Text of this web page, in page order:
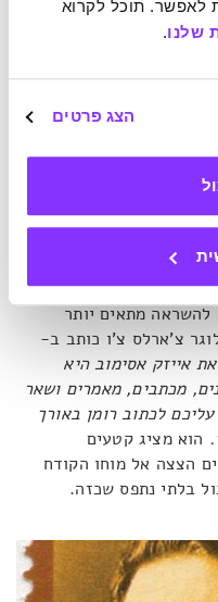
שלנו.
הצג פרטים
גישה ביחס לרעיונות
מאמץ. איזה סוג של
אותו? למצער, התשובות
כל הקונספט של
באר בלתי נדלית של
להשראה מתאים יותר
צ'ארלס צ'ו כותב ב-
אייזק אסימוב היא
מכתבים, מאמרים ושאר
לכתוב רומן באורך
הוא מציג קטעים
הצצה אל מוחו הקודח
בלתי נתפס שכזה.